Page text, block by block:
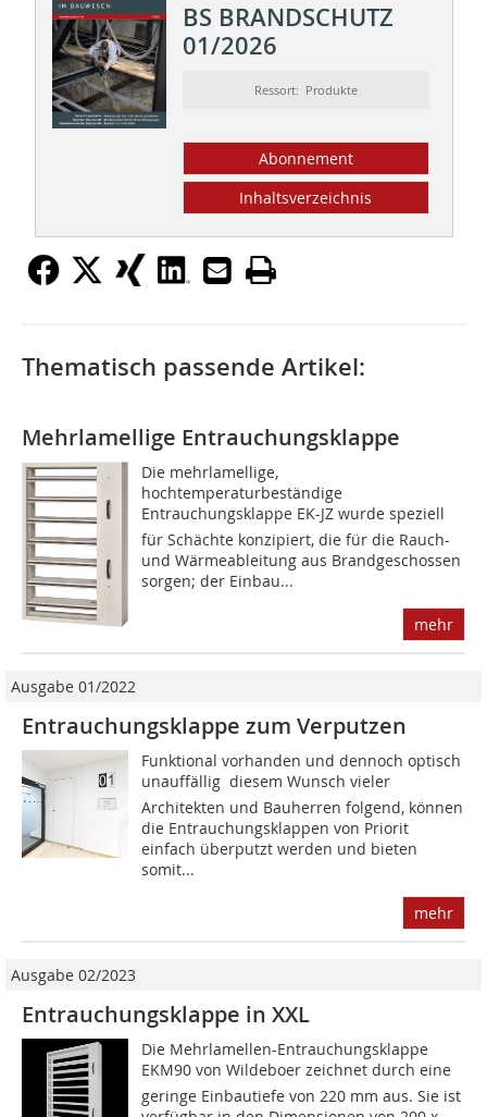
BS BRANDSCHUTZ
01/2026
Ressort: Produkte
Abonnement
Inhaltsverzeichnis
Thematisch passende Artikel:
Mehrlamellige Entrauchungsklappe
Die mehrlamellige,
hochtemperaturbeständige
Entrauchungsklappe EK-JZ wurde speziell
für Schächte konzipiert, die für die Rauch-
und Wärmeableitung aus Brandgeschossen
sorgen; der Einbau...
mehr
Ausgabe 01/2022
Entrauchungsklappe zum Verputzen
Funktional vorhanden und dennoch optisch
unauffällig  diesem Wunsch vieler
Architekten und Bauherren folgend, können
die Entrauchungsklappen von Priorit
einfach überputzt werden und bieten
somit...
mehr
Ausgabe 02/2023
Entrauchungsklappe in XXL
Die Mehrlamellen-Entrauchungsklappe
EKM90 von Wildeboer zeichnet durch eine
geringe Einbautiefe von 220 mm aus. Sie ist